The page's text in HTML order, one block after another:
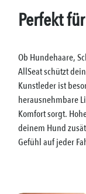
Perfekt
Ob Hundehaare,
AllSeat schützt
Kunstleder ist
herausnehmbare
Komfort sorgt.
deinem Hund
Gefühl auf jeder